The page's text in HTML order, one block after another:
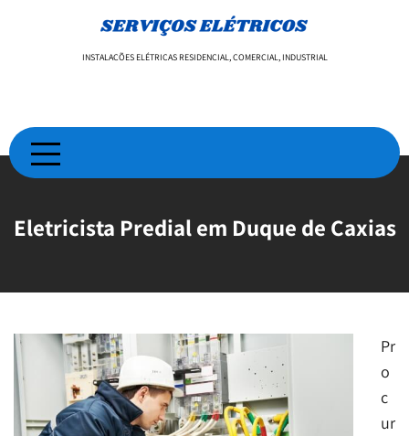
INSTALAÇÕES ELÉTRICAS RESIDENCIAL, COMERCIAL, INDUSTRIAL
Eletricista Predial em Duque de Caxias
Pr
o
c
ur